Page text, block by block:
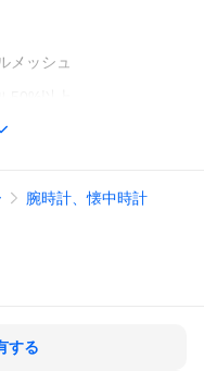
メッシュ
足等の理由での返品は
さい。
腕時計、懐中時計
する